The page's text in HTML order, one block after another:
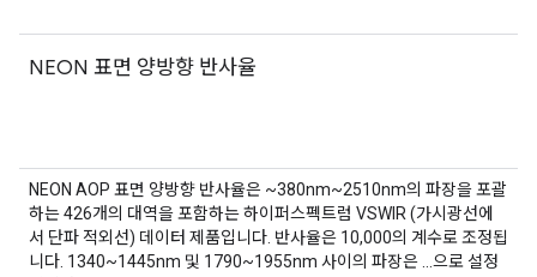
NEON 표면 양방향 반사율
NEON AOP 표면 양방향 반사율은 ~380nm~2510nm의 파장을 포괄
하는 426개의 대역을 포함하는 하이퍼스펙트럼 VSWIR (가시광선에
서 단파 적외선) 데이터 제품입니다. 반사율은 10,000의 계수로 조정됩
니다. 1340~1445nm 및 1790~1955nm 사이의 파장은 …으로 설정